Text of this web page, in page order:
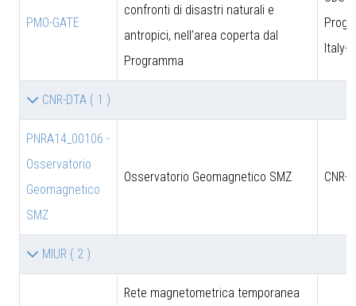
PMO-GATE
confronti di disastri naturali e
antropici, nell’area coperta dal
Programma
Italy-
CNR-DTA ( 1 )
PNRA14_00106 -
Osservatorio
Geomagnetico
SMZ
Osservatorio Geomagnetico SMZ CNR-
MIUR ( 2 )
Rete magnetometrica temporanea